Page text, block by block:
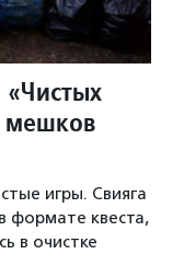
«Чистых
мешков
игры. Свияга
формате квеста,
в очистке